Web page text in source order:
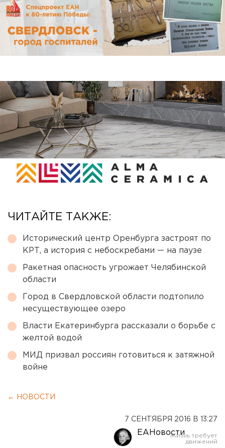
ЧИТАЙТЕ ТАКЖЕ:
Исторический центр Оренбурга застроят по
КРТ, а история с небоскребами — на паузе
Ракетная опасность угрожает Челябинской
области
Город в Свердловской области подтопило
несуществующее озеро
Власти Екатеринбурга рассказали о борьбе с
желтой водой
МИД призвал россиян готовиться к затяжной
войне
← НОВОСТИ
7 СЕНТЯБРЯ 2016 В 13:27
ЕАНовости